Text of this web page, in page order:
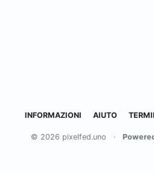
INFORMAZIONI AIUTO
© 2026 pixelfed.uno ·